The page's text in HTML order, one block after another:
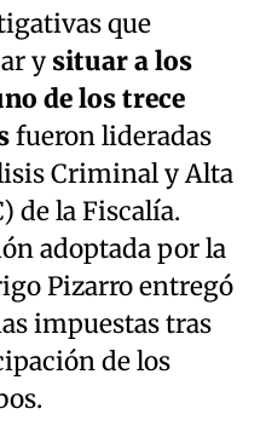
que
y situar a los
de los trece
fueron lideradas
Criminal y Alta
de la Fiscalía.
adoptada por la
Pizarro entregó
impuestas tras
de los